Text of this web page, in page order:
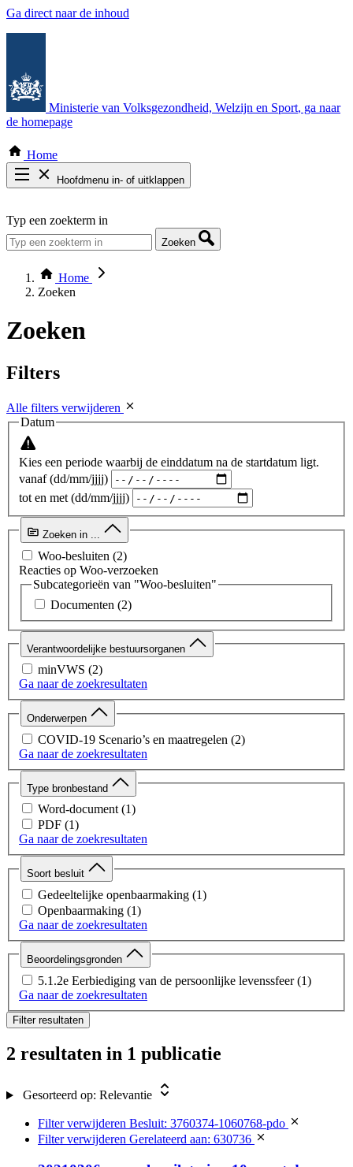
Ga direct naar de inhoud
Ministerie van Volksgezondheid, Welzijn en Sport, ga naar
de homepage
Home
Hoofdmenu in- of uitklappen
Thema COVID-19
Bekijk per bestuursorgaan
Typ een zoekterm in
Zoeken
Home
Zoeken
Zoeken
Filters
Alle filters verwijderen
Datum
Kies een periode waarbij de einddatum na de startdatum ligt.
vanaf (dd/mm/jjjj)
tot en met (dd/mm/jjjj)
Zoeken in ...
Woo-besluiten (2)
Reacties op Woo-verzoeken
Subcategorieën van "Woo-besluiten"
Documenten (2)
Verantwoordelijke bestuursorganen
minVWS (2)
Ga naar de zoekresultaten
Onderwerpen
COVID-19 Scenario’s en maatregelen (2)
Ga naar de zoekresultaten
Type bronbestand
Word-document (1)
PDF (1)
Ga naar de zoekresultaten
Soort besluit
Gedeeltelijke openbaarmaking (1)
Openbaarmaking (1)
Ga naar de zoekresultaten
Beoordelingsgronden
5.1.2e Eerbiediging van de persoonlijke levenssfeer (1)
Ga naar de zoekresultaten
Filter resultaten
2 resultaten in 1 publicatie
Gesorteerd op: Relevantie
Filter verwijderen Besluit: 3760374-1060768-pdo
Filter verwijderen Gerelateerd aan: 630736